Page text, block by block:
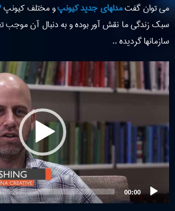
می توان گفتمدلهای جدید کیونپو مختلف کیونپ
سبک زندگی ما نقش آور بوده و به دنبال آن موجب
سازمانها گردیده ..
Video
Player
00:00